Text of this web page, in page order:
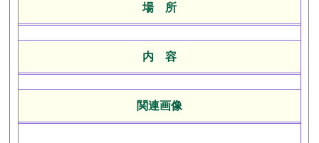
場 所
内 容
関連画像